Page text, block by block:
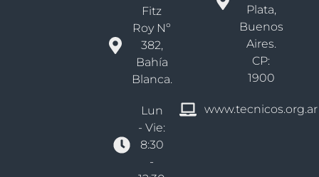
Fitz
Roy Nº
382,
Bahía
Blanca.
Lun
- Vie:
8:30
-
Plata,
Buenos
Aires.
CP:
1900
www.tecnicos.org.ar